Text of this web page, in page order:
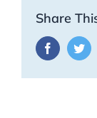
Share
Facebook